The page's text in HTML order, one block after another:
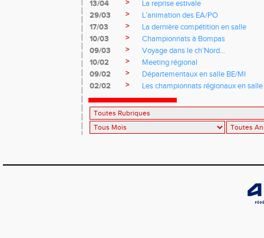
13/04
>
La reprise estivale
29/03
>
L’animation des EA/PO
17/03
>
La dernière compétition en salle
10/03
>
Championnats à Bompas
09/03
>
Voyage dans le ch’Nord…
10/02
>
Meeting régional
09/02
>
Départementaux en salle BE/MI
02/02
> Les championnats régionaux en salle